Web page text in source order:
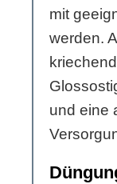
mit
werden.
und eine